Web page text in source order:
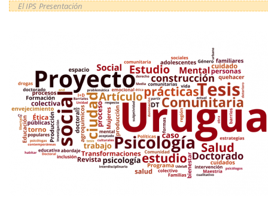
El IPS Presentación